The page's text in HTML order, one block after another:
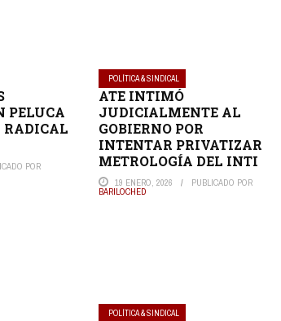
PELUCA
RADICAL
POR
POLÍTICA & SINDICAL
ATE INTIMÓ
JUDICIALMENTE AL
GOBIERNO POR
INTENTAR PRIVATIZAR
METROLOGÍA DEL INTI
19 ENERO, 2026 PUBLICADO POR
BARILOCHED
POLÍTICA & SINDICAL